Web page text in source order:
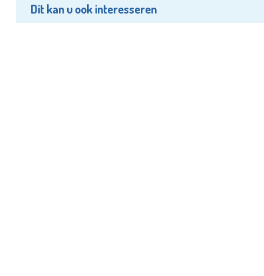
Dit kan u ook interesseren